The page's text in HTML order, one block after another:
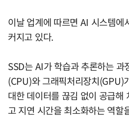
이날 업계에 따르면 AI 시스템에
커지고 있다.
SSD는 AI가 학습과 추론하는 과
(CPU)와 그래픽처리장치(GPU)
대한 데이터를 끊김 없이 공급해
고 지연 시간을 최소화하는 역할